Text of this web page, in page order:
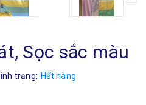
Sọc sắc màu
trạng: Hết hàng